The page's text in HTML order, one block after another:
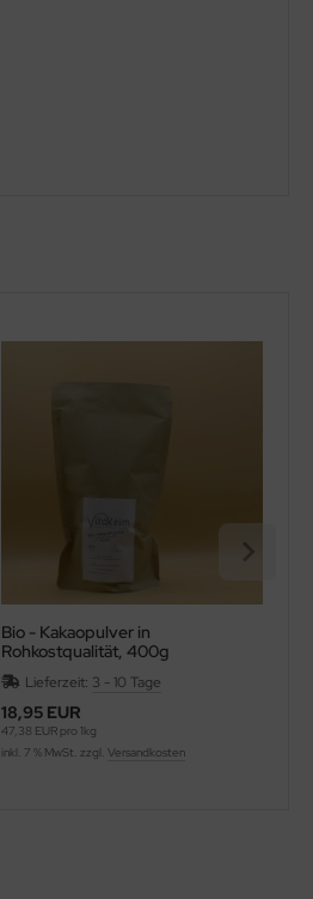
Bio - Kakaopulver in
Rohkostqualität, 400g
Lieferzeit: 3 - 10 Tage
18,95 EUR
47,38 EUR pro 1kg
inkl. 7 % MwSt. zzgl. Versandkosten